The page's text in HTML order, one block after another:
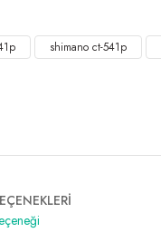
shimano ct-541p